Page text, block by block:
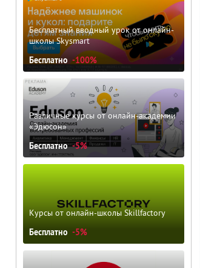
Бесплатный вводный урок от онлайн-
школы Skysmart
Бесплатно -100%
Различные курсы от онлайн-академии
«Эдюсон»
Бесплатно -5%
Курсы от онлайн-школы Skillfactory
Бесплатно -5%